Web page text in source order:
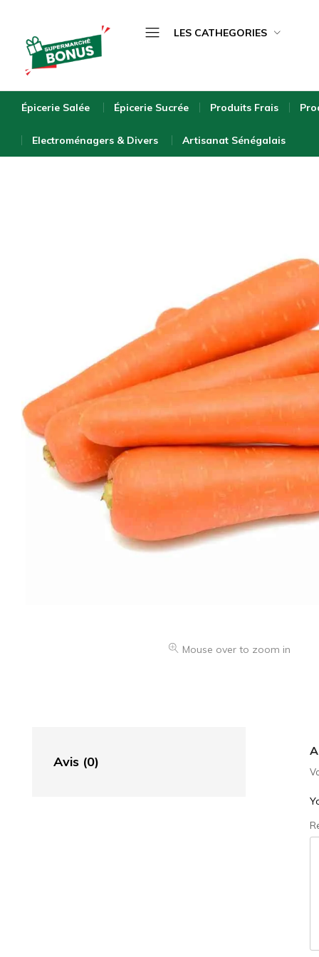
supermarche.com
LES CATHEGORIES
Épicerie Sucrée
Produits Frais
Produits Surgelés
Electroménagers & Divers
Artisan sénégalais
Épicerie Salée Épicerie Sucrée Produits Frais
Electroménagers & Divers Artisanat Sénégalais
Mouse over to zoom in
Avis (0)